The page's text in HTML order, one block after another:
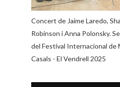
Concert de Jaime Laredo,
Robinson i Anna Polonsky.
del Festival Internacional de
Casals - El Vendrell 2025